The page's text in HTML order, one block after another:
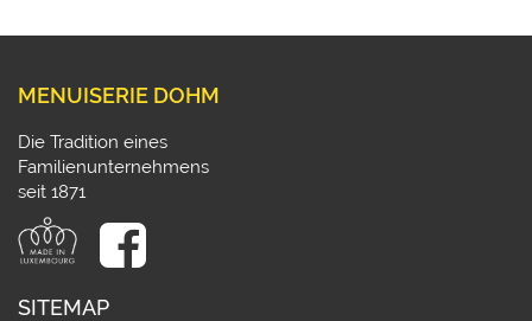
MENUISERIE DOHM
Die Tradition eines
Familienunternehmens
seit 1871
SITEMAP